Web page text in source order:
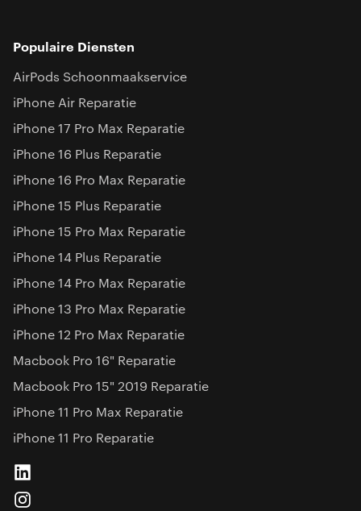
Populaire Diensten
AirPods Schoonmaakservice
iPhone Air Reparatie
iPhone 17 Pro Max Reparatie
iPhone 16 Plus Reparatie
iPhone 16 Pro Max Reparatie
iPhone 15 Plus Reparatie
iPhone 15 Pro Max Reparatie
iPhone 14 Plus Reparatie
iPhone 14 Pro Max Reparatie
iPhone 13 Pro Max Reparatie
iPhone 12 Pro Max Reparatie
Macbook Pro 16" Reparatie
Macbook Pro 15" 2019 Reparatie
iPhone 11 Pro Max Reparatie
iPhone 11 Pro Reparatie